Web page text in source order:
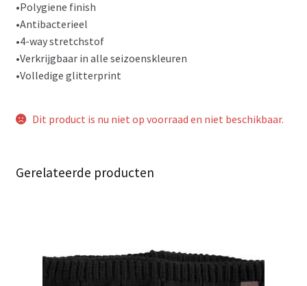
•Polygiene finish
•Antibacterieel
•4-way stretchstof
•Verkrijgbaar in alle seizoenskleuren
•Volledige glitterprint
Dit product is nu niet op voorraad en niet beschikbaar.
Gerelateerde producten